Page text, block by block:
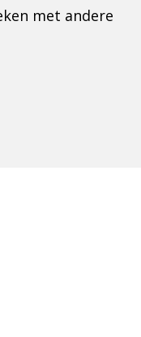
met andere